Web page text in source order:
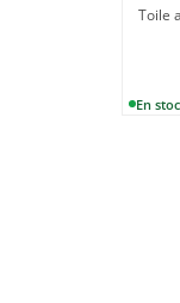
Toile